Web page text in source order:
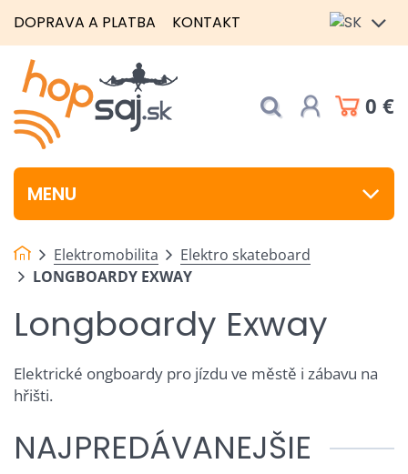
DOPRAVA A PLATBA KONTAKT
0 €
MENU
Elektromobilita
Elektro skateboard
LONGBOARDY EXWAY
Longboardy Exway
Elektrické ongboardy pro jízdu ve městě i zábavu na
hřišti.
NAJPREDÁVANEJŠIE